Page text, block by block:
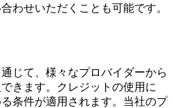
わせいただくことも可能です。
じて、様々なプロバイダーから
きます。クレジットの使用に
条件が適用されます。当社のプ